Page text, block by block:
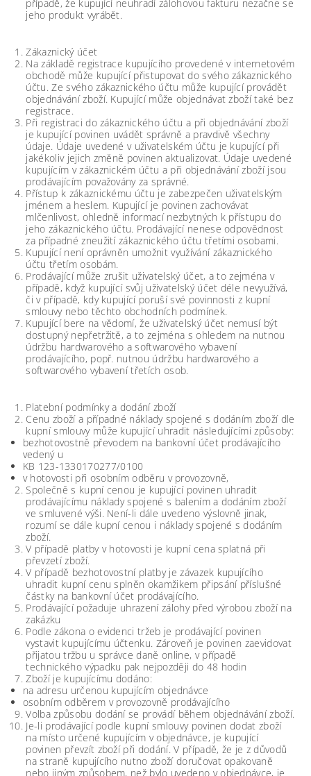
případě, že kupující neuhradí zálohovou fakturu nezačne se
jeho produkt vyrábět.
Zákaznický účet
Na základě registrace kupujícího provedené v internetovém
obchodě může kupující přistupovat do svého zákaznického
účtu. Ze svého zákaznického účtu může kupující provádět
objednávání zboží. Kupující může objednávat zboží také bez
registrace.
Při registraci do zákaznického účtu a při objednávání zboží
je kupující povinen uvádět správně a pravdivě všechny
údaje. Údaje uvedené v uživatelském účtu je kupující při
jakékoliv jejich změně povinen aktualizovat. Údaje uvedené
kupujícím v zákaznickém účtu a při objednávání zboží jsou
prodávajícím považovány za správné.
Přístup k zákaznickému účtu je zabezpečen uživatelským
jménem a heslem. Kupující je povinen zachovávat
mlčenlivost, ohledně informací nezbytných k přístupu do
jeho zákaznického účtu. Prodávající nenese odpovědnost
za případné zneužití zákaznického účtu třetími osobami.
Kupující není oprávněn umožnit využívání zákaznického
účtu třetím osobám.
Prodávající může zrušit uživatelský účet, a to zejména v
případě, když kupující svůj uživatelský účet déle nevyužívá,
či v případě, kdy kupující poruší své povinnosti z kupní
smlouvy nebo těchto obchodních podmínek.
Kupující bere na vědomí, že uživatelský účet nemusí být
dostupný nepřetržitě, a to zejména s ohledem na nutnou
údržbu hardwarového a softwarového vybavení
prodávajícího, popř. nutnou údržbu hardwarového a
softwarového vybavení třetích osob.
Platební podmínky a dodání zboží
Cenu zboží a případné náklady spojené s dodáním zboží dle
kupní smlouvy může kupující uhradit následujícími způsoby:
bezhotovostně převodem na bankovní účet prodávajícího
vedený u
KB 123-1330170277/0100
v hotovosti při osobním odběru v provozovně,
Společně s kupní cenou je kupující povinen uhradit
prodávajícímu náklady spojené s balením a dodáním zboží
ve smluvené výši. Není-li dále uvedeno výslovně jinak,
rozumí se dále kupní cenou i náklady spojené s dodáním
zboží.
V případě platby v hotovosti je kupní cena splatná při
převzetí zboží.
V případě bezhotovostní platby je závazek kupujícího
uhradit kupní cenu splněn okamžikem připsání příslušné
částky na bankovní účet prodávajícího.
Prodávající požaduje uhrazení zálohy před výrobou zboží na
zakázku
Podle zákona o evidenci tržeb je prodávající povinen
vystavit kupujícímu účtenku. Zároveň je povinen zaevidovat
přijatou tržbu u správce daně online, v případě
technického výpadku pak nejpozději do 48 hodin
Zboží je kupujícímu dodáno:
na adresu určenou kupujícím objednávce
osobním odběrem v provozovně prodávajícího
Volba způsobu dodání se provádí během objednávání zboží.
Je-li prodávající podle kupní smlouvy povinen dodat zboží
na místo určené kupujícím v objednávce, je kupující
povinen převzít zboží při dodání. V případě, že je z důvodů
na straně kupujícího nutno zboží doručovat opakovaně
nebo jiným způsobem, než bylo uvedeno v objednávce, je